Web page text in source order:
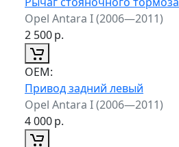
Opel Antara I (2006—2011)
2 500р.
ОЕМ:
Привод задний левый
Opel Antara I (2006—2011)
4 000р.